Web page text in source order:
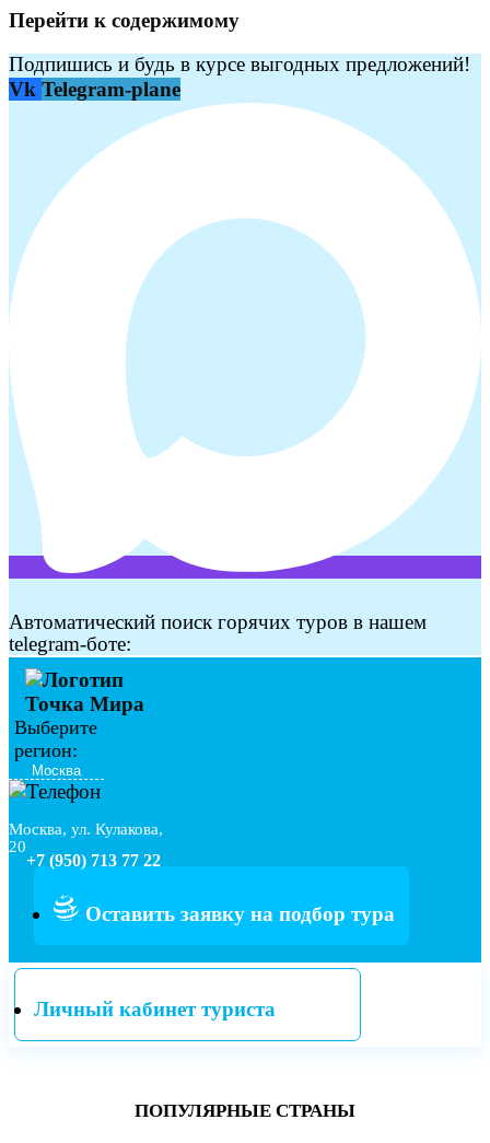
Перейти к содержимому
Подпишись и будь в курсе выгодных предложений!
Vk Telegram-plane
Автоматический поиск горячих туров в нашем
telegram-боте:
Выберите
регион:
Москва, ул. Кулакова,
20
+7 (950) 713 77 22
Оставить заявку на подбор тура
Личный кабинет туриста
ПОПУЛЯРНЫЕ СТРАНЫ